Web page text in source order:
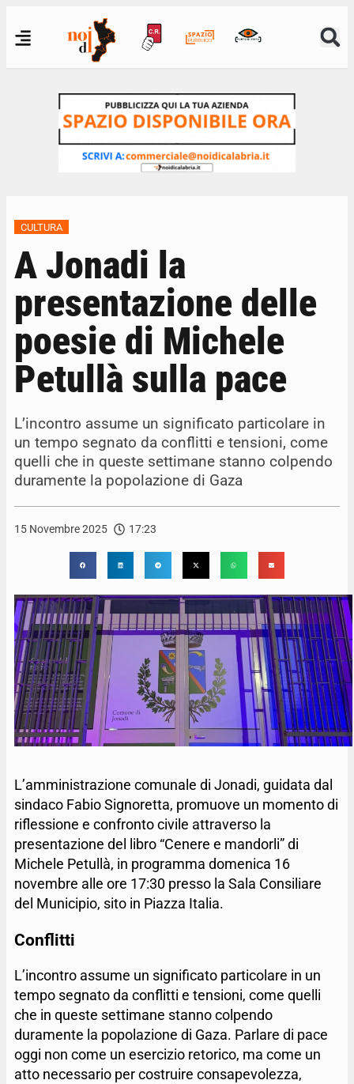
CULTURA
A Jonadi la
presentazione delle
poesie di Michele
Petullà sulla pace
L’incontro assume un significato particolare in
un tempo segnato da conflitti e tensioni, come
quelli che in queste settimane stanno colpendo
duramente la popolazione di Gaza
15 Novembre 2025 17:23
L’amministrazione comunale di Jonadi, guidata dal
sindaco Fabio Signoretta, promuove un momento di
riflessione e confronto civile attraverso la
presentazione del libro “Cenere e mandorli” di
Michele Petullà, in programma domenica 16
novembre alle ore 17:30 presso la Sala Consiliare
del Municipio, sito in Piazza Italia.
Conflitti
L’incontro assume un significato particolare in un
tempo segnato da conflitti e tensioni, come quelli
che in queste settimane stanno colpendo
duramente la popolazione di Gaza. Parlare di pace
oggi non come un esercizio retorico, ma come un
atto necessario per costruire consapevolezza,